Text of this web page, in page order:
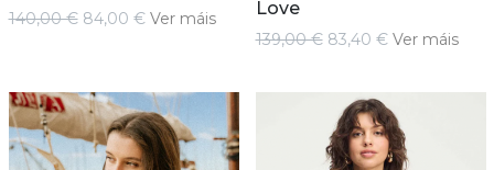
140,00 € 84,00 € Ver máis
Love
139,00 € 83,40 € Ver máis